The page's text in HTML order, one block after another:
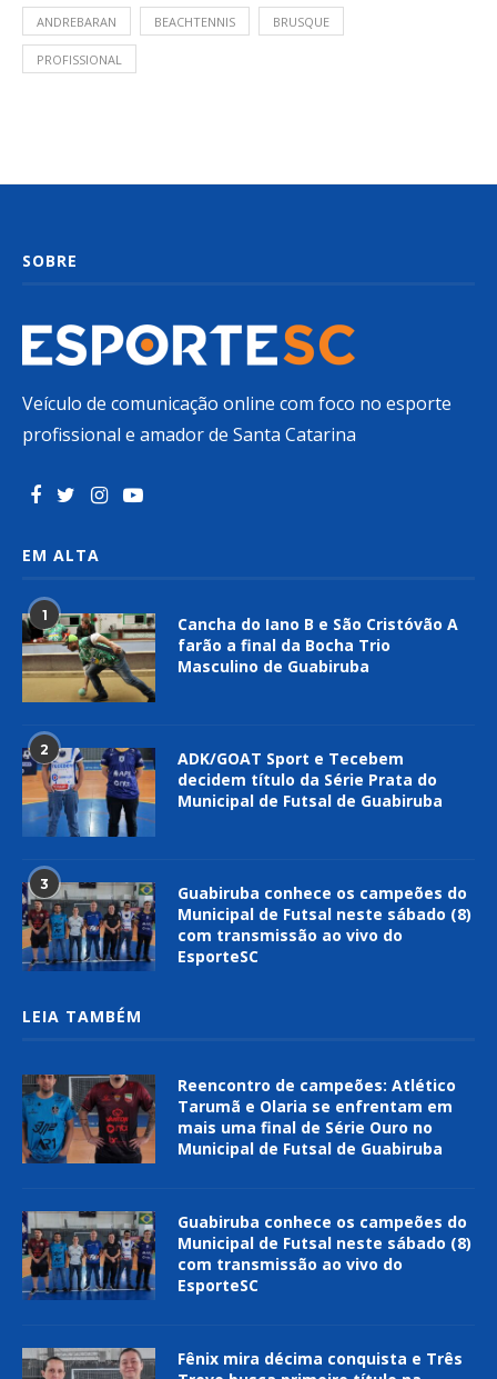
ANDREBARAN BEACHTENNIS BRUSQUE
PROFISSIONAL
SOBRE
Veículo de comunicação online com foco no esporte
profissional e amador de Santa Catarina
EM ALTA
1
Cancha do Iano B e São Cristóvão A
farão a final da Bocha Trio
Masculino de Guabiruba
2
ADK/GOAT Sport e Tecebem
decidem título da Série Prata do
Municipal de Futsal de Guabiruba
3
Guabiruba conhece os campeões do
Municipal de Futsal neste sábado (8)
com transmissão ao vivo do
EsporteSC
LEIA TAMBÉM
Reencontro de campeões: Atlético
Tarumã e Olaria se enfrentam em
mais uma final de Série Ouro no
Municipal de Futsal de Guabiruba
Guabiruba conhece os campeões do
Municipal de Futsal neste sábado (8)
com transmissão ao vivo do
EsporteSC
Fênix mira décima conquista e Três